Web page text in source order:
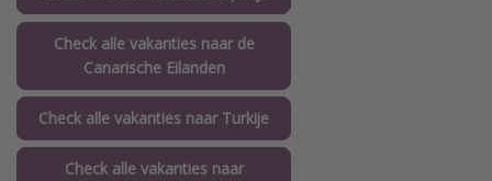
Check alle vakanties naar de
Canarische Eilanden
Check alle vakanties naar Turkije
Check alle vakanties naar